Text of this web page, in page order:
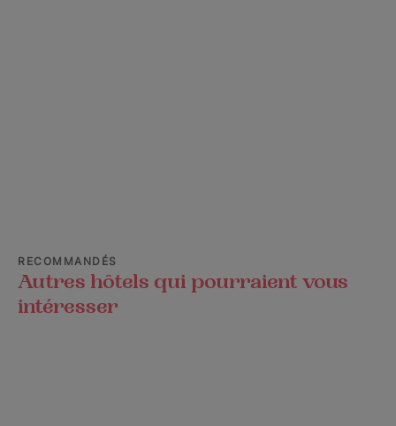
RECOMMANDÉS
Autres hôtels qui pourraient vous
intéresser